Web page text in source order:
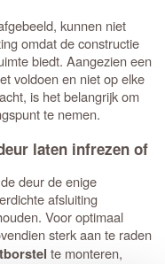
kunnen niet
omdat de constructie
biedt. Aangezien een
voldoen en niet op elke
is het belangrijk om
te nemen.
laten infrezen of
deur de enige
afsluiting
Voor optimaal
sterk aan te raden
te monteren,